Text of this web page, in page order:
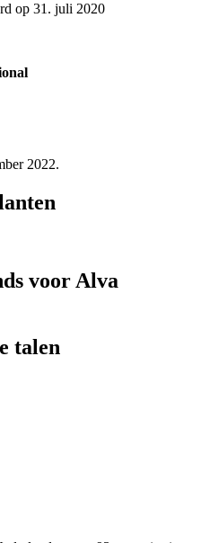
op 31. juli 2020
2022.
voor Alva
talen